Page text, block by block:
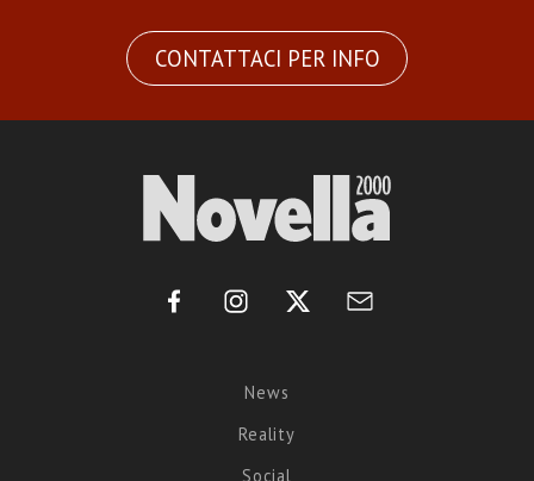
CONTATTACI PER INFO
News
Reality
Social